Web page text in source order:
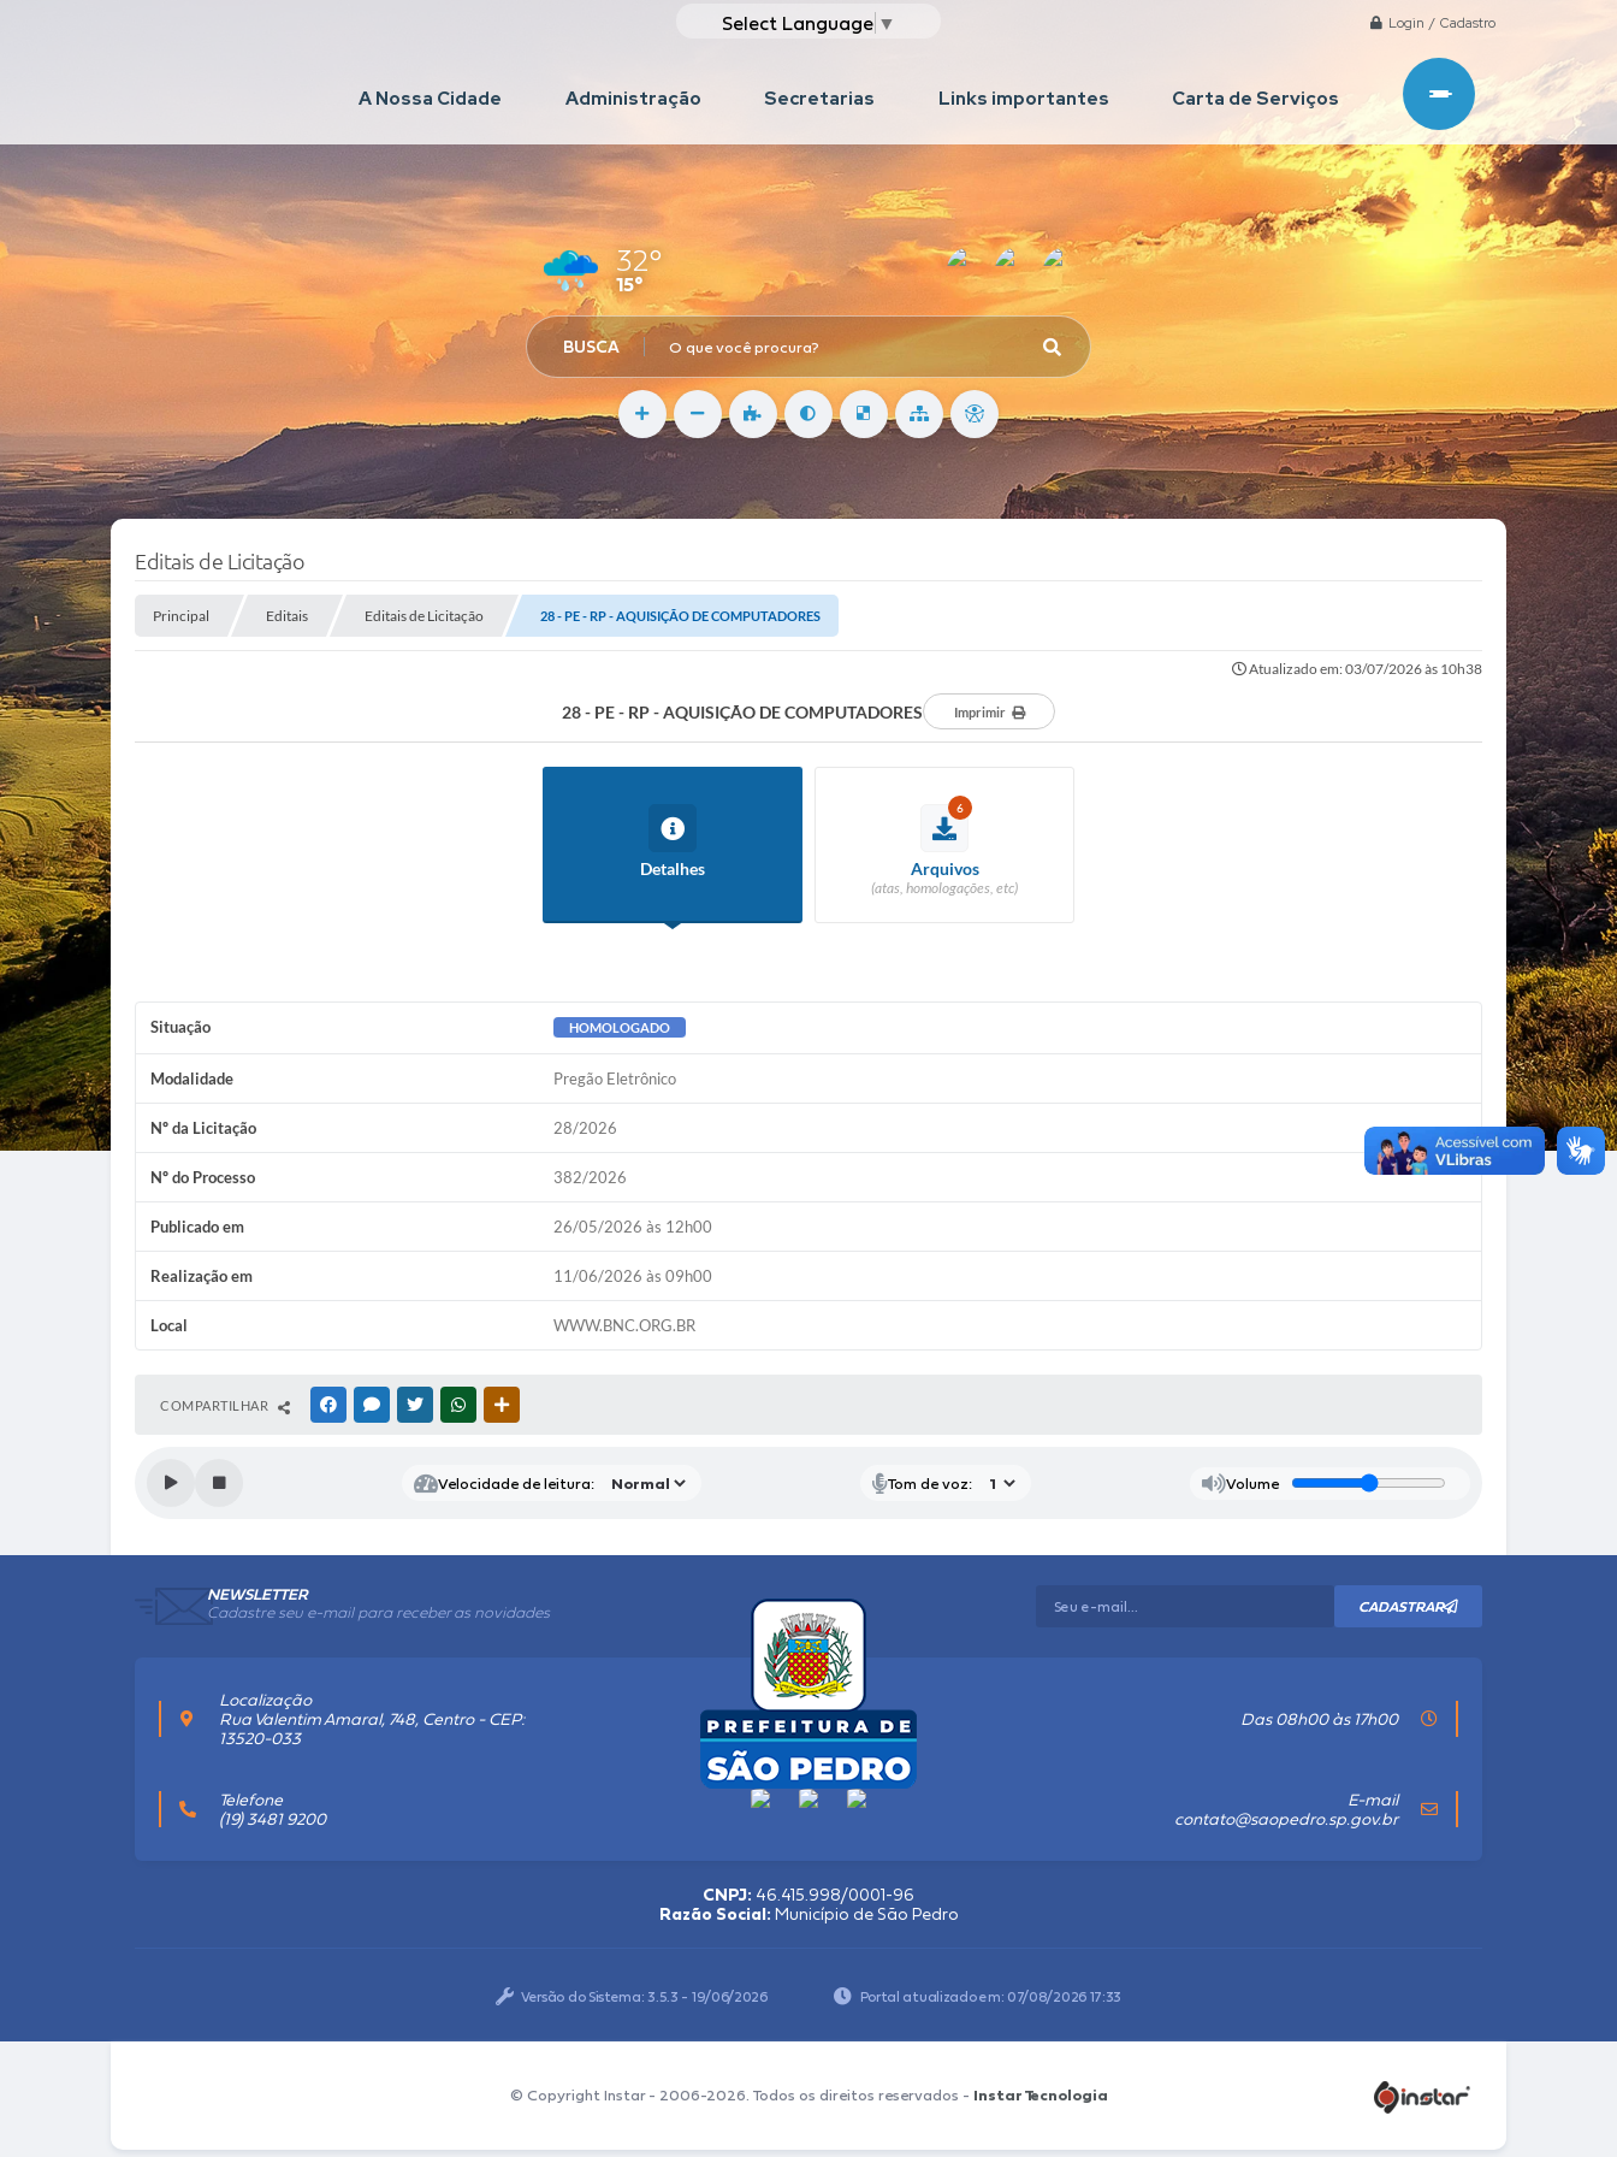
Login / Cadastro
Select Language ▼
A Nossa Cidade Administração Secretarias Links importantes Carta de Serviços
32°
15°
BUSCA
Editais de Licitação
Principal Editais Editais de Licitação 28 - PE - RP - AQUISIÇÃO DE COMPUTADORES
Atualizado em: 03/07/2026 às 10h38
28 - PE - RP - AQUISIÇÃO DE COMPUTADORES Imprimir
Detalhes
6
Arquivos
(atas, homologações, etc)
Situação HOMOLOGADO
Modalidade Pregão Eletrônico
Nº da Licitação 28/2026
Nº do Processo 382/2026
Publicado em 26/05/2026 às 12h00
Realização em 11/06/2026 às 09h00
Local WWW.BNC.ORG.BR
COMPARTILHAR FACEBOOKMESSENGER
TWITTERWHATSAPP
Velocidade de leitura: Tom de voz: Volume
NEWSLETTER
Cadastre seu e-mail para receber as novidades
CADASTRAR
Localização
Rua Valentim Amaral, 748, Centro - CEP:
13520-033
Das 08h00 às 17h00
Telefone
(19) 3481 9200
E-mail
contato@saopedro.sp.gov.br
CNPJ: 46.415.998/0001-96
Razão Social: Município de São Pedro
Versão do Sistema: 3.5.3 - 19/06/2026 Portal atualizado em: 07/08/2026 17:33
© Copyright Instar - 2006-2026. Todos os direitos reservados - Instar Tecnologia